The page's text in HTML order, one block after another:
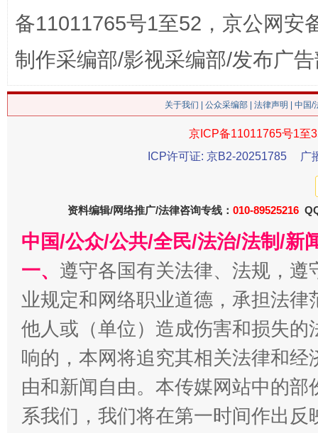
这是一记警钟！ 谢
在谋一域中谋全局
今
习近平的博鳌关键词
魏明亮
备11011765号1至52，京公网安
制作采编部/影视采编部/发布广
关于我们 公众采编部 法律声明 | 中国
京ICP备11011765号1至
ICP许可证: 京B2-20251785
广
资料编辑/网络推广/法律咨询专线： 010-89525216
中国/公众/公共/全民/法治/法制/新
一、 遵守各国有关法律、法规，
业规定和网络职业道德，承担法
他人或（单位）造成伤害和损失
响的，本网将追究其相关法律和
由和新闻自由。本传媒网站中的
系我们，我们将在第一时间作出